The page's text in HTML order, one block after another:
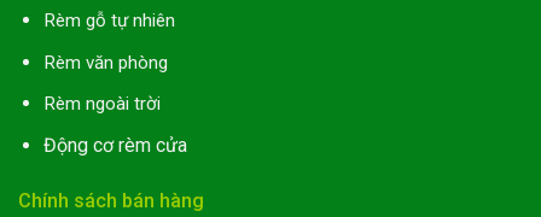
Rèm gỗ tự nhiên
Rèm văn phòng
Rèm ngoài trời
Động cơ rèm cửa
Chính sách bán hàng